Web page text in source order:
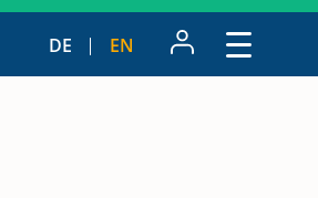
DE EN